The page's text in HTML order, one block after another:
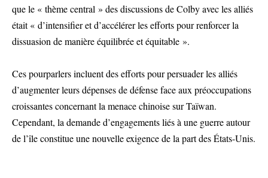
que le « thème central » des discussions de Colby avec les alliés
était « d’intensifier et d’accélérer les efforts pour renforcer la
dissuasion de manière équilibrée et équitable ».
Ces pourparlers incluent des efforts pour persuader les alliés
d’augmenter leurs dépenses de défense face aux préoccupations
croissantes concernant la menace chinoise sur Taïwan.
Cependant, la demande d’engagements liés à une guerre autour
de l’île constitue une nouvelle exigence de la part des États-Unis.